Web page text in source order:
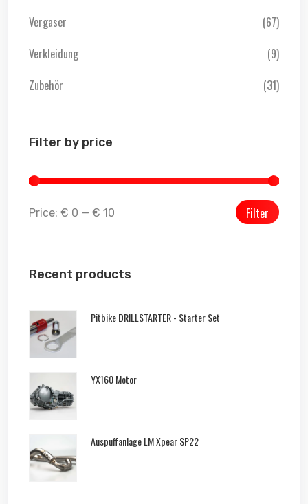
Vergaser
(67)
Verkleidung
(9)
Zubehör
(31)
Filter by price
Filter
Price: € 0 — € 10
Recent products
Pitbike DRILLSTARTER - Starter Set
YX160 Motor
Auspuffanlage LM Xpear SP22